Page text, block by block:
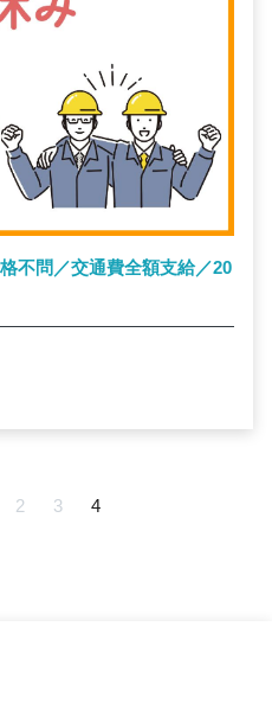
不問／交通費全額支給／20
2 3 4